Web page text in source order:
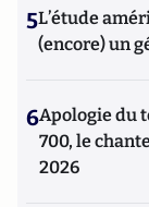
5L’étude
(encore) un
6Apologie du
700, le
2026